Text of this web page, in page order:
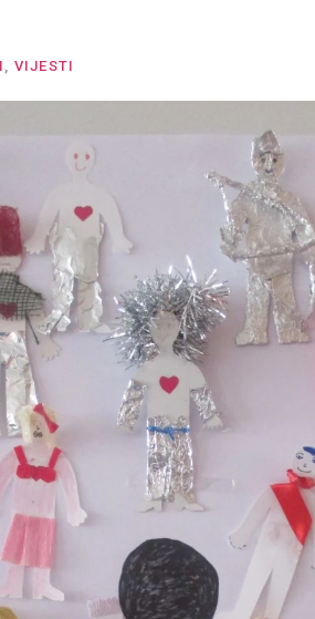
, VIJESTI